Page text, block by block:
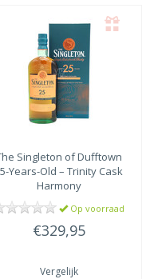
Singleton of Dufftown
Years-Old – Trinity Cask
Harmony
Op voorraad
€329,95
Vergelijk